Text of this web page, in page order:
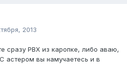
2013
сразу PBX из каропке, либо аваю,
астером вы намучаетесь и в